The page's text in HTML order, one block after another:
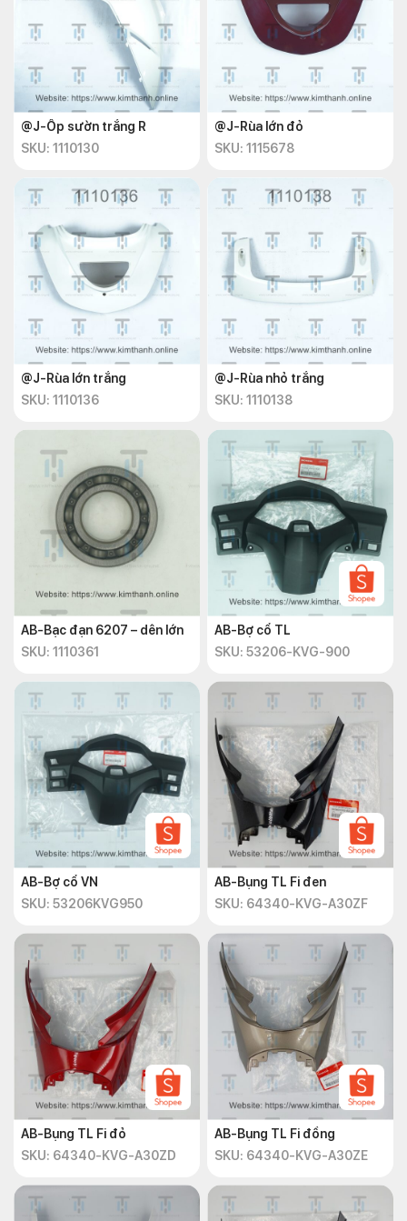
@J-Ốp sườn trắng R
SKU: 1110130
@J-Rùa lớn đỏ
SKU: 1115678
@J-Rùa lớn trắng
SKU: 1110136
@J-Rùa nhỏ trắng
SKU: 1110138
AB-Bạc đạn 6207 – dên lớn
SKU: 1110361
AB-Bợ cổ TL
SKU: 53206-KVG-900
AB-Bợ cổ VN
SKU: 53206KVG950
AB-Bụng TL Fi đen
SKU: 64340-KVG-A30ZF
AB-Bụng TL Fi đỏ
SKU: 64340-KVG-A30ZD
AB-Bụng TL Fi đồng
SKU: 64340-KVG-A30ZE